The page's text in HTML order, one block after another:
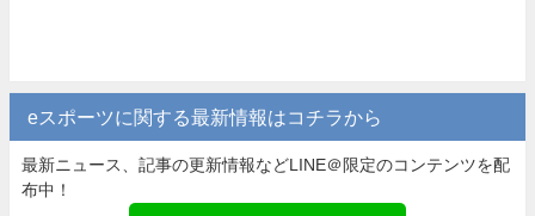
eスポーツに関する最新情報はコチラから
最新ニュース、記事の更新情報などLINE＠限定のコンテンツを配
布中！